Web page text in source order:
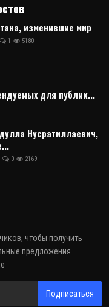
изменившие мир
1 5180
для публик...
Нусратиллаевич,
0 2169
чтобы получить
предложения
Подписаться